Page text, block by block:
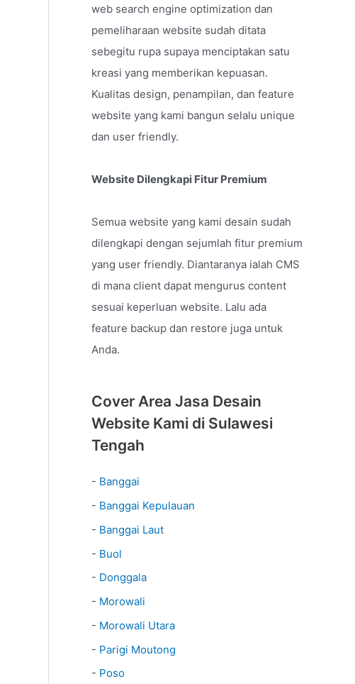
web search engine optimization dan
pemeliharaan website sudah ditata
sebegitu rupa supaya menciptakan satu
kreasi yang memberikan kepuasan.
Kualitas design, penampilan, dan feature
website yang kami bangun selalu unique
dan user friendly.
Website Dilengkapi Fitur Premium
Semua website yang kami desain sudah
dilengkapi dengan sejumlah fitur premium
yang user friendly. Diantaranya ialah CMS
di mana client dapat mengurus content
sesuai keperluan website. Lalu ada
feature backup dan restore juga untuk
Anda.
Cover Area Jasa Desain
Website Kami di Sulawesi
Tengah
- Banggai
- Banggai Kepulauan
- Banggai Laut
- Buol
- Donggala
- Morowali
- Morowali Utara
- Parigi Moutong
- Poso